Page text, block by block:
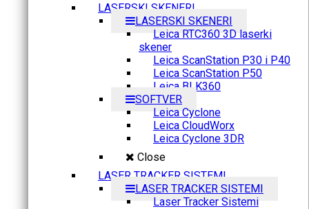
LASERSKI SKENERI
LASERSKI SKENERI
Leica RTC360 3D laserki
skener
Leica ScanStation P30 i P40
Leica ScanStation P50
Leica BLK360
SOFTVER
Leica Cyclone
Leica CloudWorx
Leica Cyclone 3DR
Close
LASER TRACKER SISTEMI
LASER TRACKER SISTEMI
Laser Tracker Sistemi